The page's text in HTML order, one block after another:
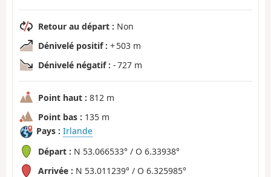
Retour au départ : Non
Dénivelé positif : + 503 m
Dénivelé négatif : - 727 m
Point haut : 812 m
Point bas : 135 m
Pays : Irlande
Départ : N 53.066533° / O 6.33938°
Arrivée : N 53.011239° / O 6.325985°